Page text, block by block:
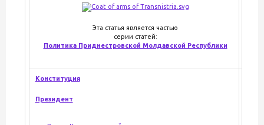
Эта статья является частью
серии статей:
Политика Приднестровской Молдавской Республики
Конституция
Президент